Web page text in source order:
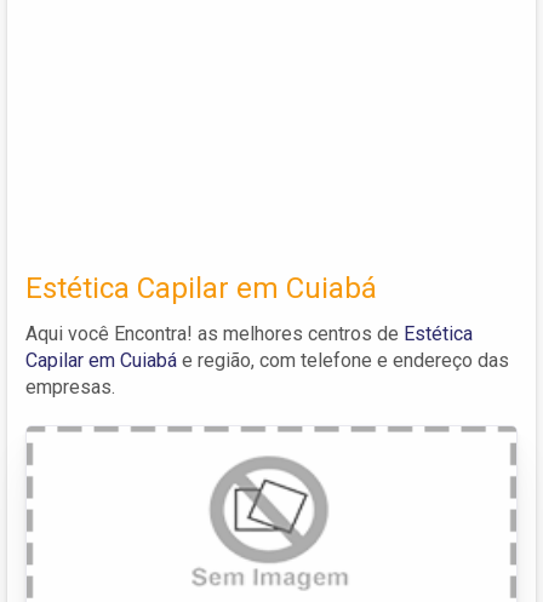
Estética Capilar em Cuiabá
Aqui você Encontra! as melhores centros de Estética
Capilar em Cuiabá e região, com telefone e endereço das
empresas.